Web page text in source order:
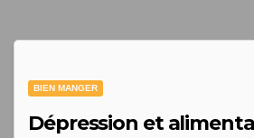
BIEN MANGER
Dépression et
"Les clés du bien vieillir en